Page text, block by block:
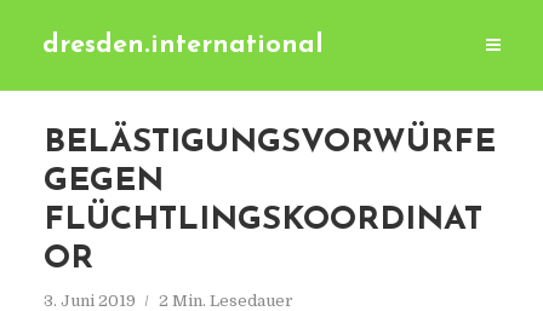
dresden.international
BELÄSTIGUNGSVORWÜRFE
GEGEN
FLÜCHTLINGSKOORDINAT
OR
3. Juni 2019 2 Min. Lesedauer